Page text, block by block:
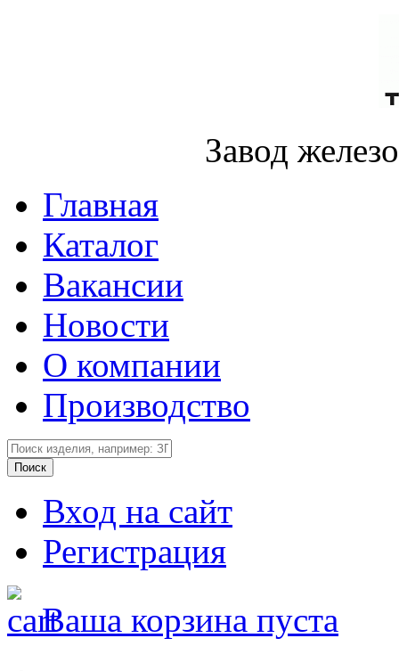
Завод
Главная
Каталог
Вакансии
Новости
О компании
Производство
Вход на сайт
Регистрация
Ваша корзина пуста